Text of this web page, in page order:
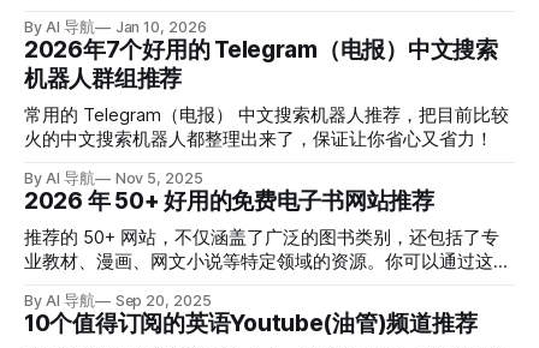
By AI 导航 Jan 10, 2026
2026年7个好用的 Telegram（电报）中文搜索
机器人群组推荐
常用的 Telegram（电报） 中文搜索机器人推荐，把目前比较
火的中文搜索机器人都整理出来了，保证让你省心又省力！
By AI 导航 Nov 5, 2025
2026 年 50+ 好用的免费电子书网站推荐
推荐的 50+ 网站，不仅涵盖了广泛的图书类别，还包括了专
业教材、漫画、网文小说等特定领域的资源。你可以通过这些
易。
By AI 导航 Sep 20, 2025
10个值得订阅的英语Youtube(油管)频道推荐